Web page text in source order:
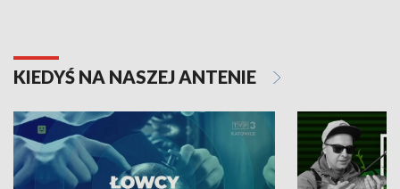
KIEDYŚ NA NASZEJ ANTENIE